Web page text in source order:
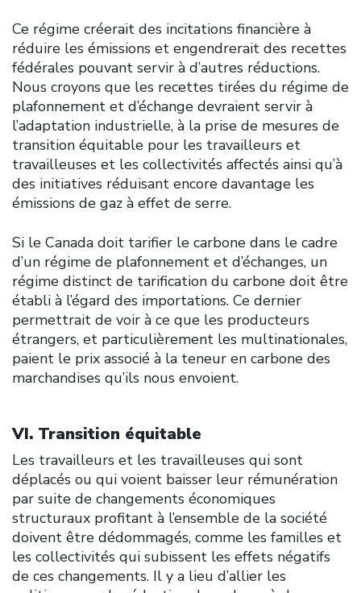
Ce régime créerait des incitations financière à
réduire les émissions et engendrerait des recettes
fédérales pouvant servir à d’autres réductions.
Nous croyons que les recettes tirées du régime de
plafonnement et d’échange devraient servir à
l’adaptation industrielle, à la prise de mesures de
transition équitable pour les travailleurs et
travailleuses et les collectivités affectés ainsi qu’à
des initiatives réduisant encore davantage les
émissions de gaz à effet de serre.
Si le Canada doit tarifier le carbone dans le cadre
d’un régime de plafonnement et d’échanges, un
régime distinct de tarification du carbone doit être
établi à l’égard des importations. Ce dernier
permettrait de voir à ce que les producteurs
étrangers, et particulièrement les multinationales,
paient le prix associé à la teneur en carbone des
marchandises qu’ils nous envoient.
VI. Transition équitable
Les travailleurs et les travailleuses qui sont
déplacés ou qui voient baisser leur rémunération
par suite de changements économiques
structuraux profitant à l’ensemble de la société
doivent être dédommagés, comme les familles et
les collectivités qui subissent les effets négatifs
de ces changements. Il y a lieu d’allier les